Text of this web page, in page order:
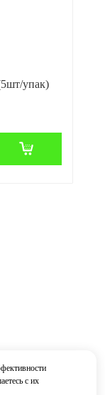
упак)
с их